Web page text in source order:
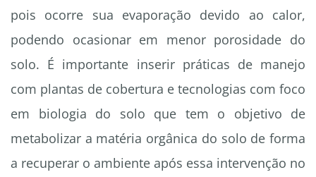
pois ocorre sua evaporação devido ao calor,
podendo ocasionar em menor porosidade do
solo. É importante inserir práticas de manejo
com plantas de cobertura e tecnologias com foco
em biologia do solo que tem o objetivo de
metabolizar a matéria orgânica do solo de forma
a recuperar o ambiente após essa intervenção no